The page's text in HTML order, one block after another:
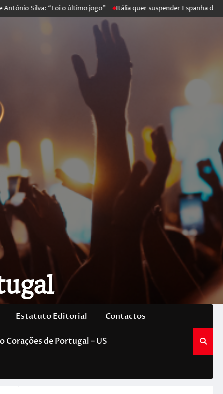
Silva: “Foi o último jogo” Itália quer suspender Espanha de
Estatuto Editorial Contactos
Corações de Portugal – US